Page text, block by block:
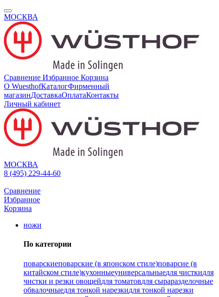
МОСКВА
Сравнение Избранное Корзина
О WuesthofКаталогФирменный
магазинДоставкаОплатаКонтакты
Личный кабинет
МОСКВА
8 (495) 229-44-60
Сравнение
Избранное
Корзина
ножи
По категории
поварскиеповарские (в японском стиле)поварсие (в
китайском стиле)кухонныеуниверсальныедля чисткидля
чистки и резки овощейдля томатовдля сыраразделочные
обвалочныедля тонкой нарезкидля тонкой нарезки